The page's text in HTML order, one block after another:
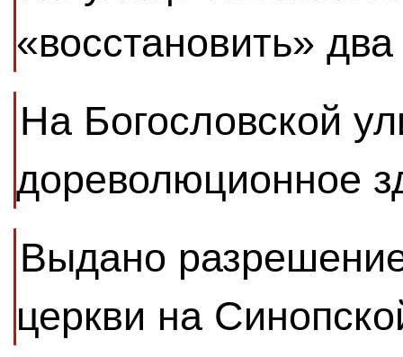
«восстановить»
На Богословской
дореволюционное
Выдано
церкви на